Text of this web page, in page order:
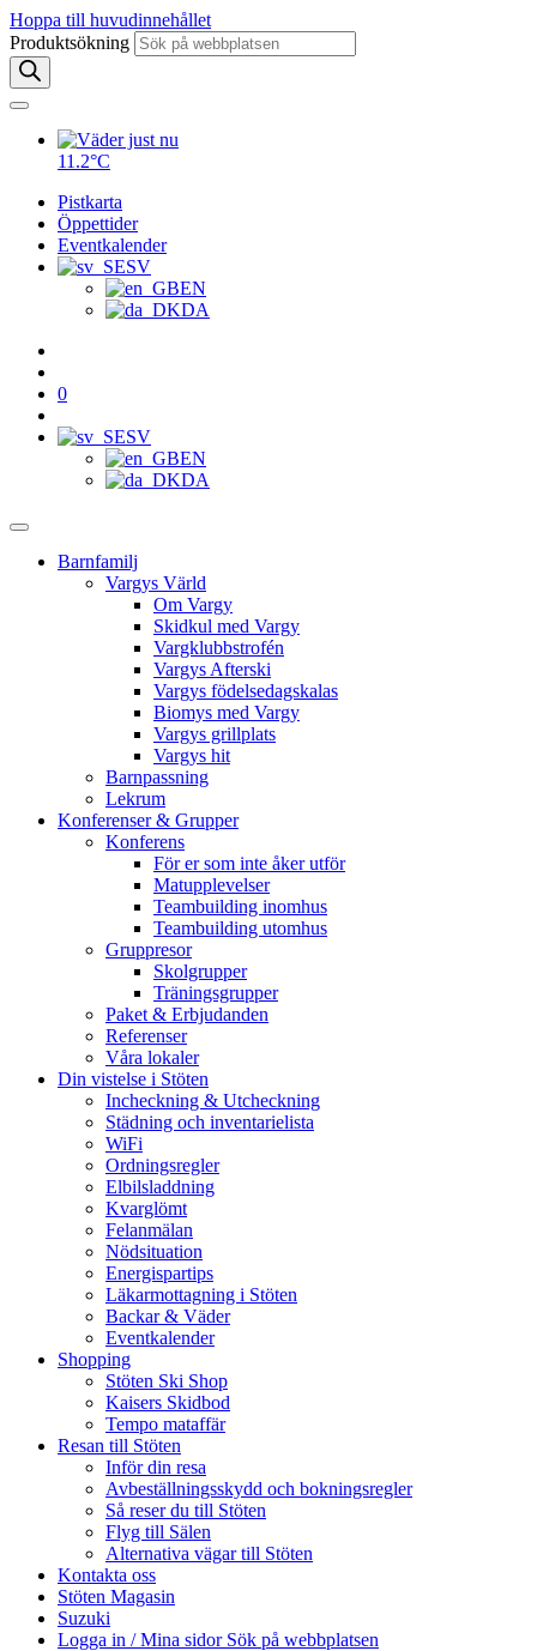
Hoppa till huvudinnehållet
Produktsökning
11.2°C
Pistkarta
Öppettider
Eventkalender
SV
EN
DA
0
SV
EN
DA
Barnfamilj
Vargys Värld
Om Vargy
Skidkul med Vargy
Vargklubbstrofén
Vargys Afterski
Vargys födelsedagskalas
Biomys med Vargy
Vargys grillplats
Vargys hit
Barnpassning
Lekrum
Konferenser & Grupper
Konferens
För er som inte åker utför
Matupplevelser
Teambuilding inomhus
Teambuilding utomhus
Gruppresor
Skolgrupper
Träningsgrupper
Paket & Erbjudanden
Referenser
Våra lokaler
Din vistelse i Stöten
Incheckning & Utcheckning
Städning och inventarielista
WiFi
Ordningsregler
Elbilsladdning
Kvarglömt
Felanmälan
Nödsituation
Energispartips
Läkarmottagning i Stöten
Backar & Väder
Eventkalender
Shopping
Stöten Ski Shop
Kaisers Skidbod
Tempo mataffär
Resan till Stöten
Inför din resa
Avbeställningsskydd och bokningsregler
Så reser du till Stöten
Flyg till Sälen
Alternativa vägar till Stöten
Kontakta oss
Stöten Magasin
Suzuki
Logga in / Mina sidor Sök på webbplatsen